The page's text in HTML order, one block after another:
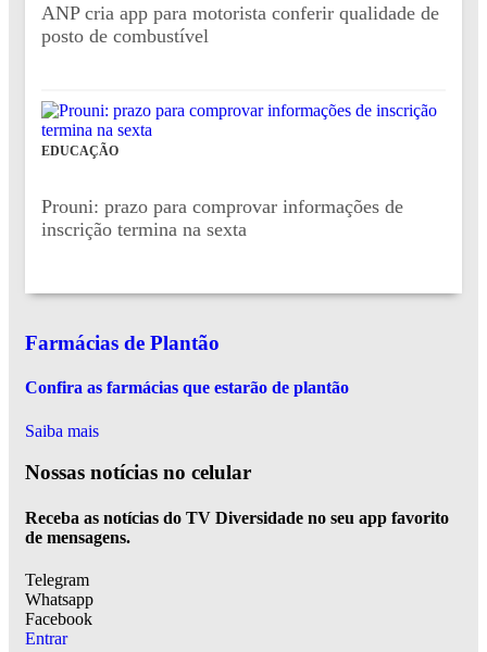
ANP cria app para motorista conferir qualidade de
posto de combustível
EDUCAÇÃO
Prouni: prazo para comprovar informações de
inscrição termina na sexta
Farmácias de Plantão
Confira as farmácias que estarão de plantão
Saiba mais
Nossas notícias no celular
Receba as notícias do TV Diversidade no seu app favorito
de mensagens.
Telegram
Whatsapp
Facebook
Entrar